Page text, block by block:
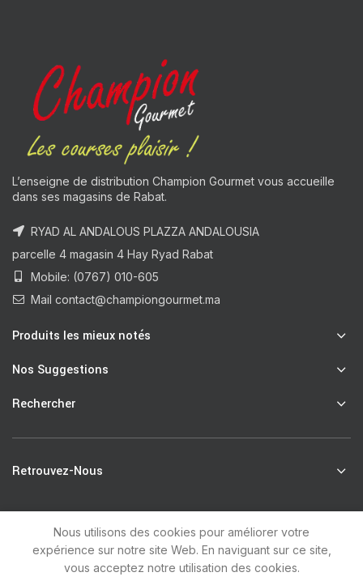
L’enseigne de distribution Champion Gourmet vous accueille
dans ses magasins de Rabat.
RYAD AL ANDALOUS PLAZZA ANDALOUSIA
parcelle 4 magasin 4 Hay Ryad Rabat
Mobile: (0767) 010-605
Mail contact@championgourmet.ma
Produits les mieux notés
Nos Suggestions
Rechercher
Retrouvez-Nous
Champion Gourmet 2021 byRunsoft.
Nous utilisons des cookies pour améliorer votre
expérience sur notre site Web. En naviguant sur ce site,
vous acceptez notre utilisation des cookies.